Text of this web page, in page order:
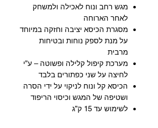
מגש רחב ונוח לאכילה ולמשחק
לאחר הארוחה
מסגרת הכיסא יציבה וחזקה במיוחד
על מנת לספק נוחות ובטיחות
מרבית
מערכת קיפול קלילה ופשוטה – ע”י
לחיצה על שני כפתורים בלבד
הכיסא קל ונוח לניקוי על ידי הסרה
ושטיפה של המגש וכיסוי הריפוד
לשימוש עד 15 ק”ג